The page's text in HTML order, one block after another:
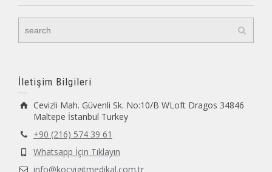
İletişim Bilgileri
Cevizli Mah. Güvenli Sk. No:10/B WLoft Dragos 34846
Maltepe İstanbul Turkey
+90 (216) 574 39 61
Whatsapp İçin Tıklayın
info@kocyigitmedikal.com.tr